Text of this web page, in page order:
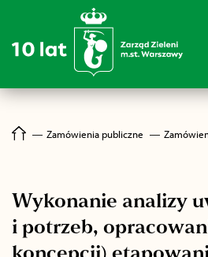
― Zamówienia publiczne ―
Wykonanie analizy
i potrzeb,